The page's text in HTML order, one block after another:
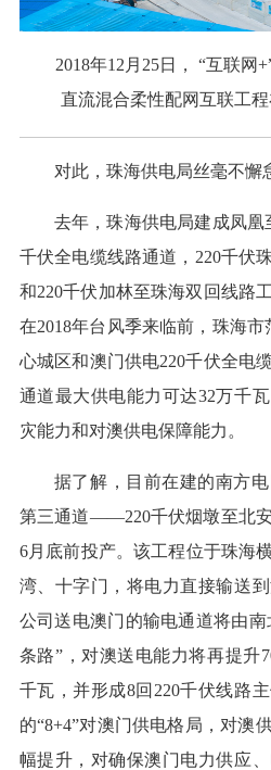
2018年12月25日， “互联网
直流混合柔性配网互联工
对此，珠海供电局丝毫不懈
去年，珠海供电局建成凤凰
千伏全电缆线路通道，220千伏
和220千伏加林至珠海双回线路
在2018年台风季来临前，珠海
心城区和澳门供电220千伏全电
通道最大供电能力可达32万千
灾能力和对澳供电保障能力。
据了解，目前在建的南方
第三通道——220千伏烟墩至北
6月底前投产。该工程位于珠海
湾、十字门，将电力直接输送
公司送电澳门的输电通道将由南
条路”，对澳送电能力将再提升
千瓦，并形成8回220千伏线路
的“8+4”对澳门供电格局，对澳
幅提升，对确保澳门电力供应